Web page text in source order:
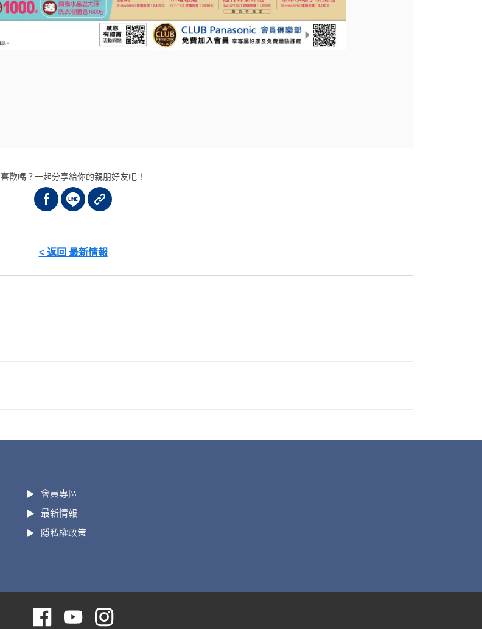
喜歡嗎？一起分享給你的親朋好友吧！
< 返回 最新情報
會員專區
最新情報
隱私權政策